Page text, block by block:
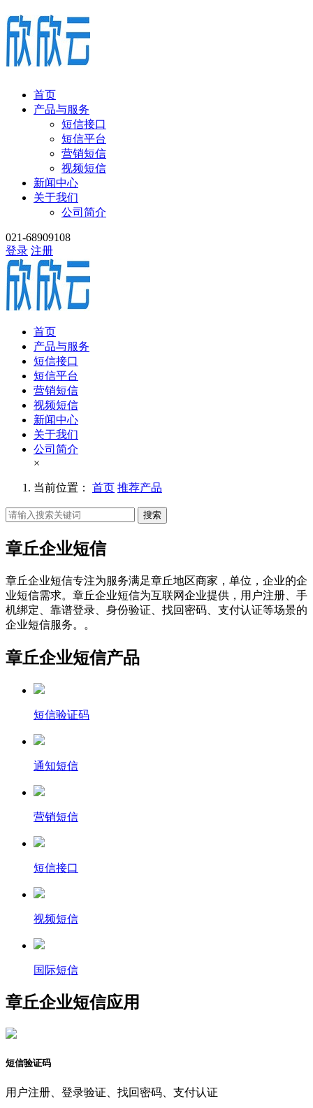
首页
产品与服务
短信接口
短信平台
营销短信
视频短信
新闻中心
关于我们
公司简介
021-68909108
登录 注册
首页
产品与服务
短信接口
短信平台
营销短信
视频短信
新闻中心
关于我们
公司简介
×
当前位置： 首页 推荐产品
搜索
章丘企业短信
章丘企业短信专注为服务满足章丘地区商家，单位，企业的企
业短信需求。章丘企业短信为互联网企业提供，用户注册、手
机绑定、靠谱登录、身份验证、找回密码、支付认证等场景的
企业短信服务。。
章丘企业短信产品
短信验证码
通知短信
营销短信
短信接口
视频短信
国际短信
章丘企业短信应用
短信验证码
用户注册、登录验证、找回密码、支付认证